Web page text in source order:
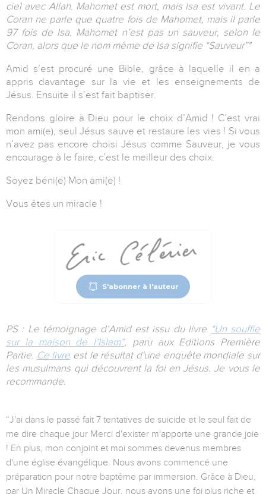
ciel avec Allah. Mahomet est mort, mais Isa est vivant. Le
Coran ne parle que quatre fois de Mahomet, mais il parle
97 fois de Isa. Mahomet n’est pas un sauveur, selon le
Coran, alors que le nom même de Isa signifie “Sauveur”"
Amid s’est procuré une Bible, grâce à laquelle il en a
appris davantage sur la vie et les enseignements de
Jésus. Ensuite il s’est fait baptiser.
Rendons gloire à Dieu pour le choix d’Amid ! C’est vrai
mon ami(e), seul Jésus sauve et restaure les vies ! Si vous
n’avez pas encore choisi Jésus comme Sauveur, je vous
encourage à le faire, c’est le meilleur des choix.
Soyez béni(e) Mon ami(e) !
Vous êtes un miracle !
S'abonner à l'auteur
PS : Le témoignage d’Amid est issu du livre “Un souffle
sur la maison de l’Islam”, paru aux Editions Première
Partie. Ce livre est le résultat d'une enquête mondiale sur
les musulmans qui découvrent la foi en Jésus. Je vous le
recommande.
“J'ai dans le passé fait 7 tentatives de suicide et le seul fait de
me dire chaque jour Merci d'exister m'apporte une grande joie
! En plus, mon conjoint et moi sommes devenus membres
d'une église évangélique. Nous avons commencé une
préparation pour notre baptême par immersion. Grâce à Dieu,
par Un Miracle Chaque Jour, nous avons une foi plus riche et